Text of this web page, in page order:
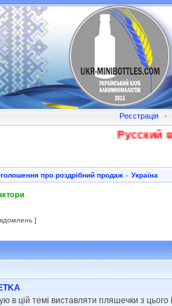
Реєстрація •
Русский
про роздрібний продаж » Україна
]
в цій темі виставляти пляшечки з цього